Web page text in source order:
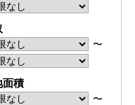
〜
面積
〜